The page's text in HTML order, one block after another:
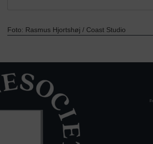
Foto: Rasmus Hjortshøj / Coast Studio